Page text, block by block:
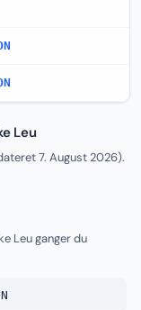
Leu
7. August 2026).
Leu ganger du